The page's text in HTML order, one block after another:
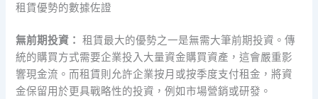
租賃優勢的數據佐證
無前期投資： 租賃最大的優勢之一是無需大筆前期投資。傳
統的購買方式需要企業投入大量資金購買資產，這會嚴重影
響現金流。而租賃則允許企業按月或按季度支付租金，將資
金保留用於更具戰略性的投資，例如市場營銷或研發。